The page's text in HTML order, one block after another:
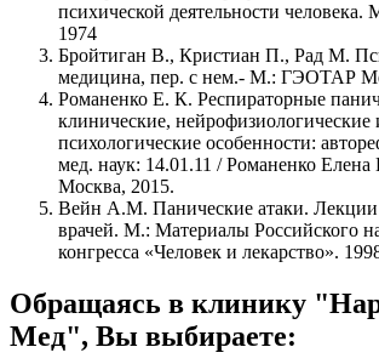
психической деятельности
1974
Бройтиган В., Кристиан П., Рад М.
медицина, пер. с нем.- М.: ГЭОТАР
Романенко Е. К. Респираторные
клинические, нейрофизиологические
психологические особенности:
мед. наук: 14.01.11 / Романенко Елена
Москва, 2015.
Вейн A.M. Панические атаки. Лекции
врачей. М.: Материалы Российского
конгресса «Человек и лекарство».
Обращаясь в клинику
Мед", Вы выбираете: